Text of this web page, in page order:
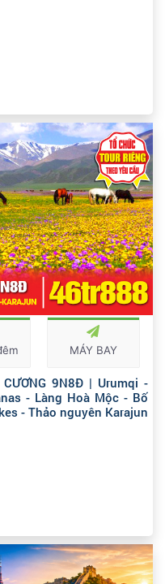
MÁY BAY
9N8Đ | Urumqi -
- Làng Hoà Mộc - Bố
- Thảo nguyên Karajun